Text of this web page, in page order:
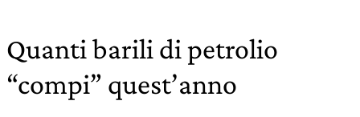
Quanti barili di petrolio
“compi” quest’anno